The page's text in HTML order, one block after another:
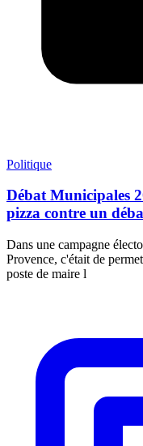
Politique
Débat Municipales
pizza contre un
Dans une campagne
Provence, c'était de
poste de maire l